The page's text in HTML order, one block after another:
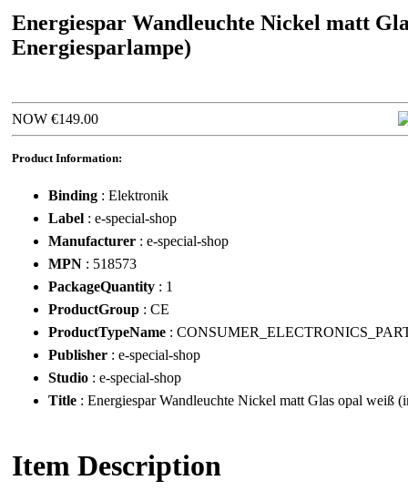
Energiespar Wandleuchte Nickel matt
Energiesparlampe)
NOW €149.00
Product Information:
Binding : Elektronik
Label : e-special-shop
Manufacturer : e-special-shop
MPN : 518573
PackageQuantity : 1
ProductGroup : CE
ProductTypeName :
Publisher : e-special-shop
Studio : e-special-shop
Title : Energiespar Wandleuchte Nickel matt Glas opal weiß
Item Description